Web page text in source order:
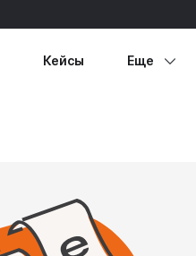
Кейсы Еще